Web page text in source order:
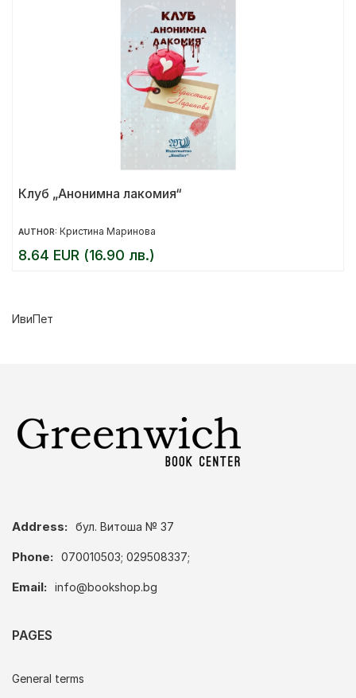
Клуб „Анонимна лакомия“
AUTHOR: Кристина Маринова
8.64 EUR (16.90 лв.)
ИвиПет
Address: бул. Витоша № 37
Phone: 070010503; 029508337;
Email: info@bookshop.bg
PAGES
General terms